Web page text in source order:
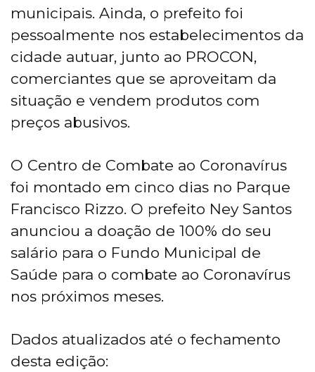
municipais. Ainda, o prefeito foi
pessoalmente nos estabelecimentos da
cidade autuar, junto ao PROCON,
comerciantes que se aproveitam da
situação e vendem produtos com
preços abusivos.
O Centro de Combate ao Coronavírus
foi montado em cinco dias no Parque
Francisco Rizzo. O prefeito Ney Santos
anunciou a doação de 100% do seu
salário para o Fundo Municipal de
Saúde para o combate ao Coronavírus
nos próximos meses.
Dados atualizados até o fechamento
desta edição: